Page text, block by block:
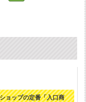
ョップの定番「入口商